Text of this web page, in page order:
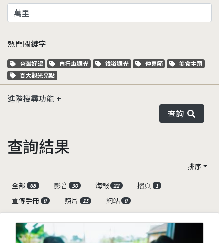
熱門關鍵字
關鍵字標籤
台灣好湯 關鍵字標籤
自行車觀光 關鍵字標籤
鐵道觀光 關鍵字標籤
仲夏節 關鍵字標籤
美食主題
關鍵字標籤
百大觀光亮點
進階搜尋功能
查詢
查詢結果
排序
全部
68 影音 30 海報 22 摺頁 1
宣傳手冊 0 照片 15 網站 0